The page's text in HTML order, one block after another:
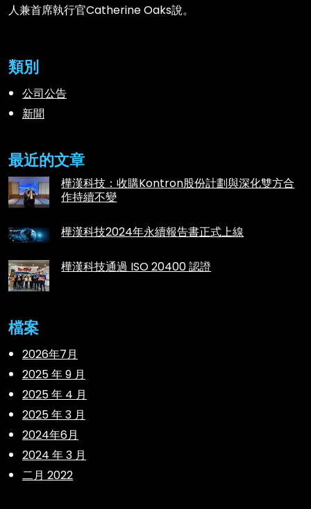
人兼首席執行官Catherine Oaks說。
類別
公司公告
新聞
最近的文章
樺漢科技：收購Kontron股份計劃與深化雙方合
作持續不變
樺漢科技2024年永續報告書正式上線
樺漢科技通過 ISO 20400 認證
檔案
2026年7月
2025 年 9 月
2025 年 4 月
2025 年 3 月
2024年6月
2024 年 3 月
二月 2022